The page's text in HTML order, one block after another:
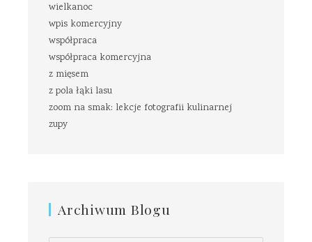
wielkanoc
wpis komercyjny
współpraca
współpraca komercyjna
z mięsem
z pola łąki lasu
zoom na smak: lekcje fotografii kulinarnej
zupy
Archiwum Blogu